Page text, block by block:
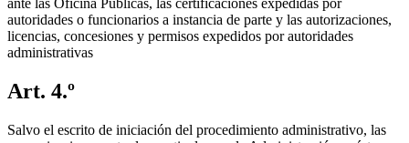
ante las Oficina Públicas, las certificaciones expedidas por
autoridades o funcionarios a instancia de parte y las autorizaciones,
licencias, concesiones y permisos expedidos por autoridades
administrativas
Art. 4.º
Salvo el escrito de iniciación del procedimiento administrativo, las